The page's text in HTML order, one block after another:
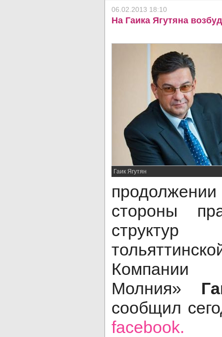
06.02.2013 18:10
На Гаика Ягутяна
Гаик Ягутян
стороны
структур
Компании
Молния»
сообщил
facebook.